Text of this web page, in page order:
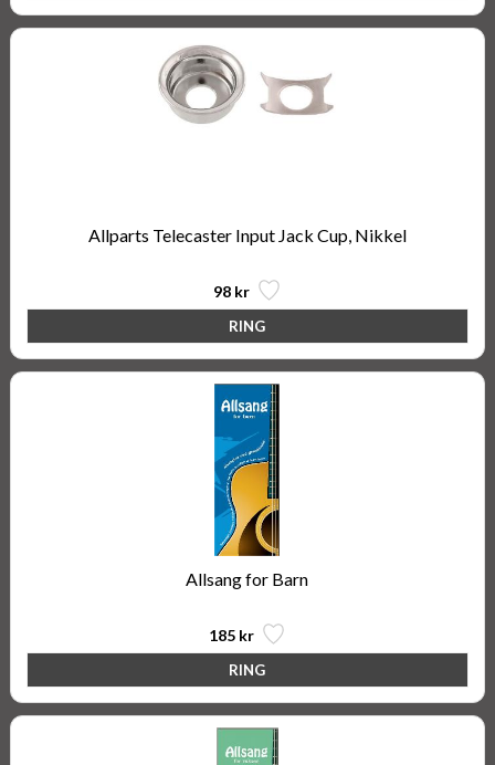
Allparts Telecaster Input Jack Cup, Nikkel
98 kr
Allsang for Barn
185 kr